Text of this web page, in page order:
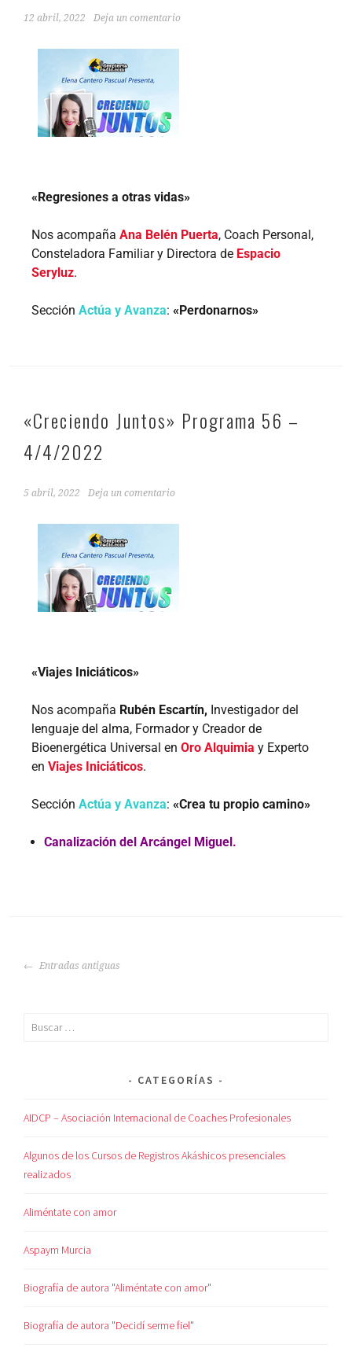
12 abril, 2022 Deja un comentario
«Regresiones a otras vidas»
Nos acompañaAna Belén Puerta, Coach Personal,
Consteladora Familiar y Directora de Espacio
Seryluz.
SecciónActúa y Avanza:«Perdonarnos»
«Creciendo Juntos» Programa 56 –
4/4/2022
5 abril, 2022 Deja un comentario
«Viajes Iniciáticos»
Nos acompaña Rubén Escartín, Investigador del
lenguaje del alma, Formador y Creador de
Bioenergética Universal enOro Alquimia y Experto
enViajes Iniciáticos.
SecciónActúa y Avanza:«Crea tu propio camino»
Canalización del Arcángel Miguel.
Entradas antiguas
CATEGORÍAS
AIDCP – Asociación Internacional de Coaches Profesionales
Algunos de los Cursos de Registros Akáshicos presenciales
realizados
Aliméntate con amor
Aspaym Murcia
Biografía de autora "Aliméntate con amor"
Biografía de autora "Decidí serme fiel"